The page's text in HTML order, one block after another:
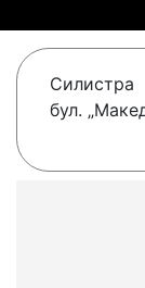
Силистра
бул.